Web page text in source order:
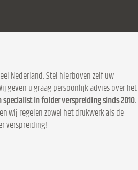
Nederland. Stel hierboven zelf uw
geven u graag persoonlijk advies over het
specialist in folder verspreiding sinds 2010.
wij regelen zowel het drukwerk als de
verspreiding!